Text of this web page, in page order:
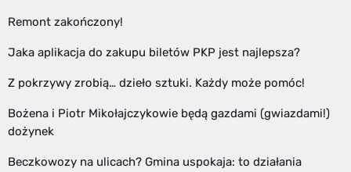
Remont zakończony!
Jaka aplikacja do zakupu biletów PKP jest najlepsza?
Z pokrzywy zrobią… dzieło sztuki. Każdy może pomóc!
Bożena i Piotr Mikołajczykowie będą gazdami (gwiazdami!)
dożynek
Beczkowozy na ulicach? Gmina uspokaja: to działania